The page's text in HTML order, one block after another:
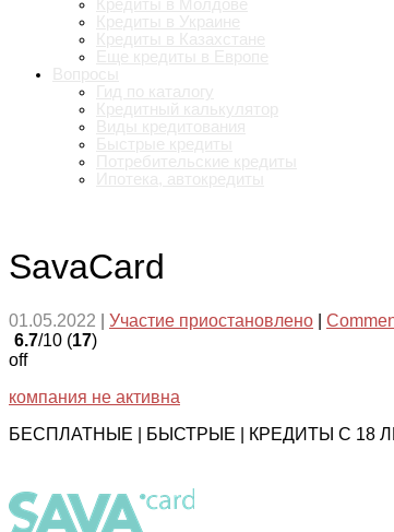
SavaCard
01.05.2022 Участие приостановлено
6.7/10 (17)
off
компания не активна
БЕСПЛАТНЫЕ | БЫСТРЫЕ | КРЕДИТЫ С 18